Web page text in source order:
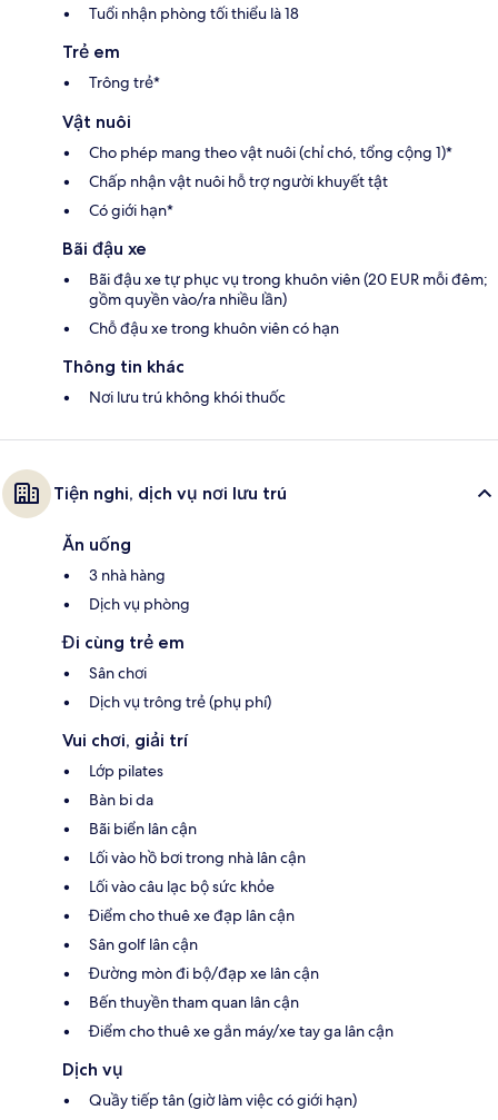
Tuổi nhận phòng tối thiểu là 18
Trẻ em
Trông trẻ*
Vật nuôi
Cho phép mang theo vật nuôi (chỉ chó, tổng cộng 1)*
Chấp nhận vật nuôi hỗ trợ người khuyết tật
Có giới hạn*
Bãi đậu xe
Bãi đậu xe tự phục vụ trong khuôn viên (20 EUR mỗi đêm;
gồm quyền vào/ra nhiều lần)
Chỗ đậu xe trong khuôn viên có hạn
Thông tin khác
Nơi lưu trú không khói thuốc
Tiện nghi, dịch vụ nơi lưu trú
Ăn uống
3 nhà hàng
Dịch vụ phòng
Đi cùng trẻ em
Sân chơi
Dịch vụ trông trẻ (phụ phí)
Vui chơi, giải trí
Lớp pilates
Bàn bi da
Bãi biển lân cận
Lối vào hồ bơi trong nhà lân cận
Lối vào câu lạc bộ sức khỏe
Điểm cho thuê xe đạp lân cận
Sân golf lân cận
Đường mòn đi bộ/đạp xe lân cận
Bến thuyền tham quan lân cận
Điểm cho thuê xe gắn máy/xe tay ga lân cận
Dịch vụ
Quầy tiếp tân (giờ làm việc có giới hạn)